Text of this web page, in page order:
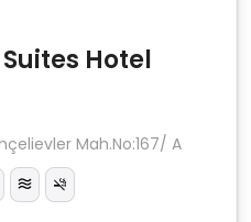
Hotel
Mah.No:167/ A